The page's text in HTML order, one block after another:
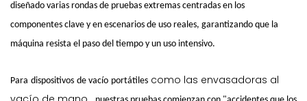
diseñado varias rondas de pruebas extremas centradas en los
componentes clave y en escenarios de uso reales, garantizando que la
máquina resista el paso del tiempo y un uso intensivo.
Para dispositivos de vacío portátiles como las envasadoras al